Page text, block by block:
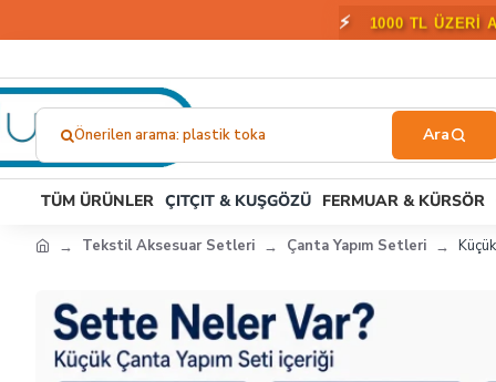
🎁 2000
Aramıştınız?...
Önerilen arama: plastik toka
TÜM ÜRÜNLER ÇITÇIT & KUŞGÖZÜ FERMUAR & KÜRSÖR
Tekstil Aksesuar Setleri Çanta Yapım Setleri